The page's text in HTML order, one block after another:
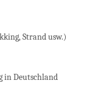
Strand usw.)
in Deutschland